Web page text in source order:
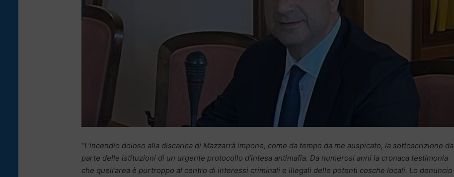
“L’incendio doloso alla discarica di Mazzarrà impone, come da tempo da me auspicato, la sottoscrizione da
parte delle istituzioni di un urgente protocollo d’intesa antimafia. Da numerosi anni la cronaca testimonia
che quell’area è purtroppo al centro di interessi criminali e illegali delle potenti cosche locali. Lo denuncio